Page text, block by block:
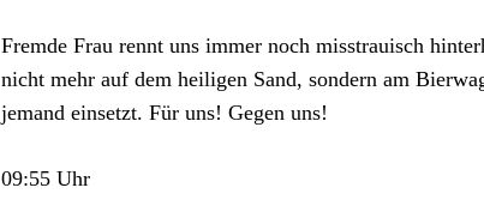
Fremde Frau rennt uns immer noch misstrauisch
nicht mehr auf dem heiligen Sand, sondern am
jemand einsetzt. Für uns! Gegen uns!
09:55 Uhr